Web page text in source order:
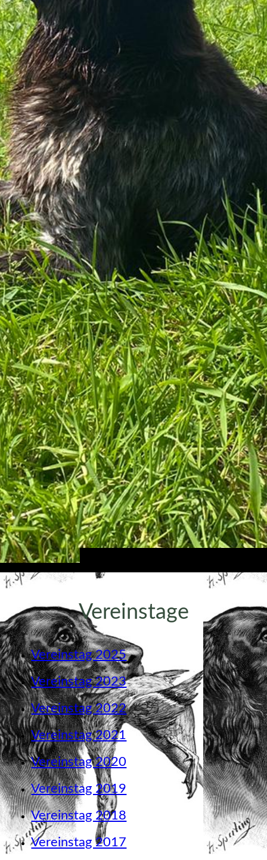
Vereinstage
Vereinstag 2025
Vereinstag 2023
Vereinstag 2022
Vereinstag 2021
Vereinstag 2020
Vereinstag 2019
Vereinstag 2018
Vereinstag 2017